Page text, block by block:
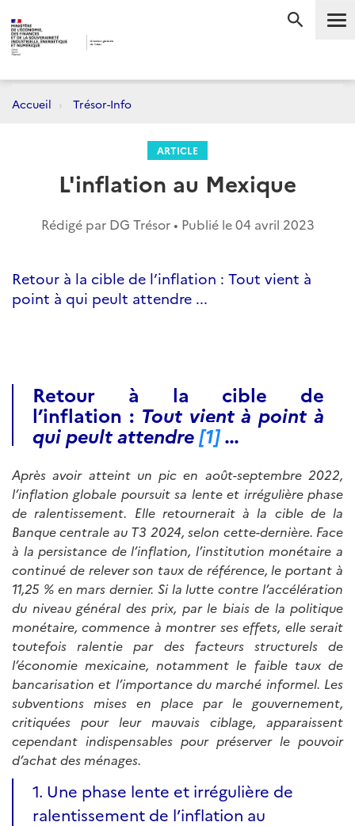
Accueil Trésor-Info
ARTICLE
L'inflation au Mexique
Rédigé par DG Trésor • Publié le04 avril 2023
Retour à la cible de l’inflation : Tout vient à
point à qui peult attendre ...
Retour à la cible de
l’inflation : Tout vient à point à
qui peult attendre[1]...
Après avoir atteint un pic en août-septembre 2022,
l’inflation globale poursuit sa lente et irrégulière phase
de ralentissement. Elle retournerait à la cible de la
Banque centrale au T3 2024, selon cette-dernière. Face
à la persistance de l’inflation, l’institution monétaire a
continué de relever son taux de référence, le portant à
11,25 % en mars dernier. Si la lutte contre l’accélération
du niveau général des prix, par le biais de la politique
monétaire, commence à montrer ses effets, elle serait
toutefois ralentie par des facteurs structurels de
l’économie mexicaine, notamment le faible taux de
bancarisation et l’importance du marché informel. Les
subventions mises en place par le gouvernement,
critiquées pour leur mauvais ciblage, apparaissent
cependant indispensables pour préserver le pouvoir
d’achat des ménages.
1. Une phase lente et irrégulière de
ralentissement de l’inflation au